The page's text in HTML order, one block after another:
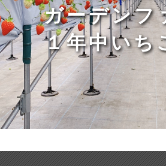
ガーデンフ
１年中いち